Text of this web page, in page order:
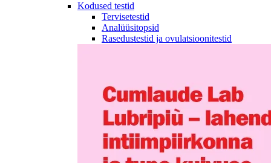
Kodused testid
Tervisetestid
Analüüsitopsid
Rasedustestid ja ovulatsioonitestid